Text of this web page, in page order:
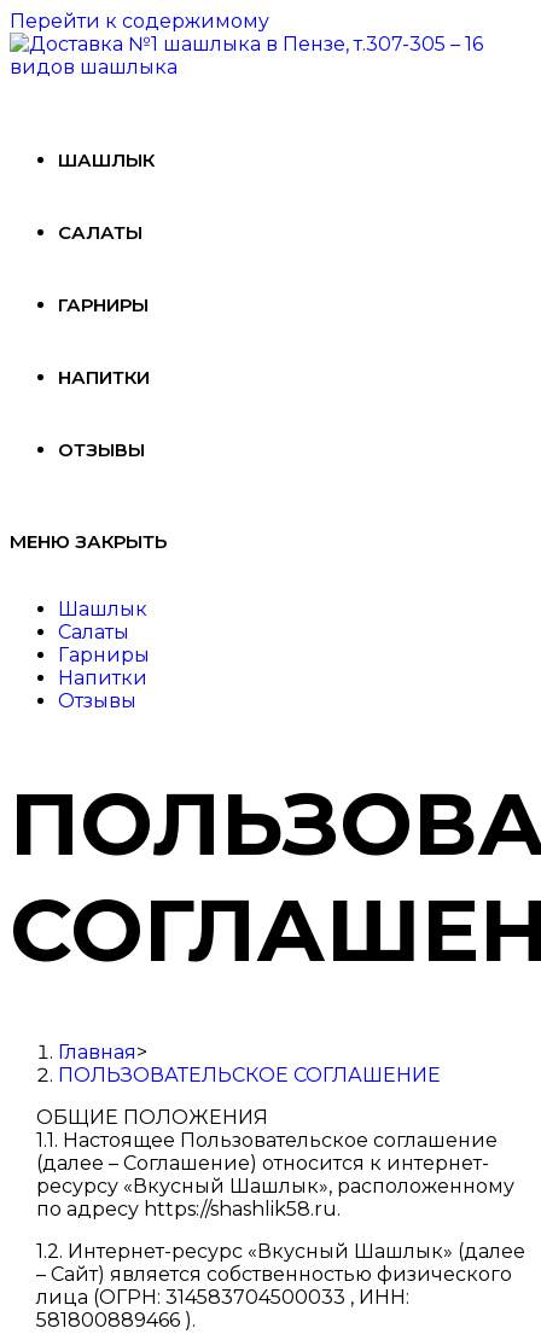
Перейти к содержимому
ШАШЛЫК
САЛАТЫ
ГАРНИРЫ
НАПИТКИ
ОТЗЫВЫ
МЕНЮ ЗАКРЫТЬ
Шашлык
Салаты
Гарниры
Напитки
Отзывы
Главная>
ПОЛЬЗОВАТЕЛЬСКОЕ СОГЛАШЕНИЕ
ОБЩИЕ ПОЛОЖЕНИЯ
1.1. Настоящее Пользовательское соглашение
(далее – Соглашение) относится к интернет-
ресурсу «Вкусный Шашлык», расположенному
по адресу https://shashlik58.ru.
1.2. Интернет-ресурс «Вкусный Шашлык» (далее
– Сайт) является собственностью физического
лица (ОГРН: 314583704500033 , ИНН:
581800889466 ).